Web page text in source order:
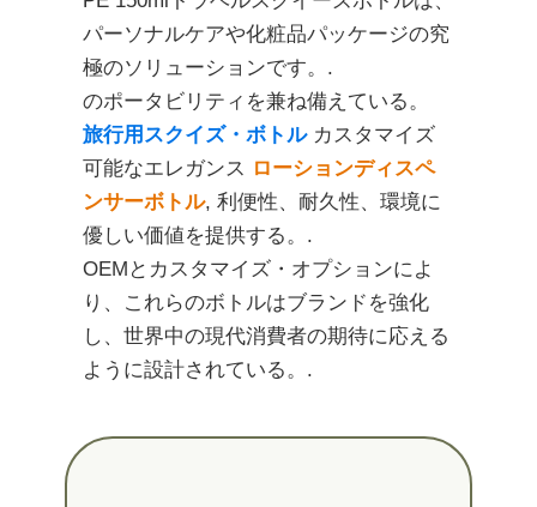
パーソナルケアや化粧品パッケージの究
極のソリューションです。.
のポータビリティを兼ね備えている。
旅行用スクイズ・ボトル カスタマイズ
可能なエレガンス ローションディスペ
ンサーボトル, 利便性、耐久性、環境に
優しい価値を提供する。.
OEMとカスタマイズ・オプションによ
り、これらのボトルはブランドを強化
し、世界中の現代消費者の期待に応える
ように設計されている。.